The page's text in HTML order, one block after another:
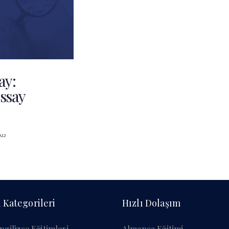
Kategorileri Hızlı Dolaşım